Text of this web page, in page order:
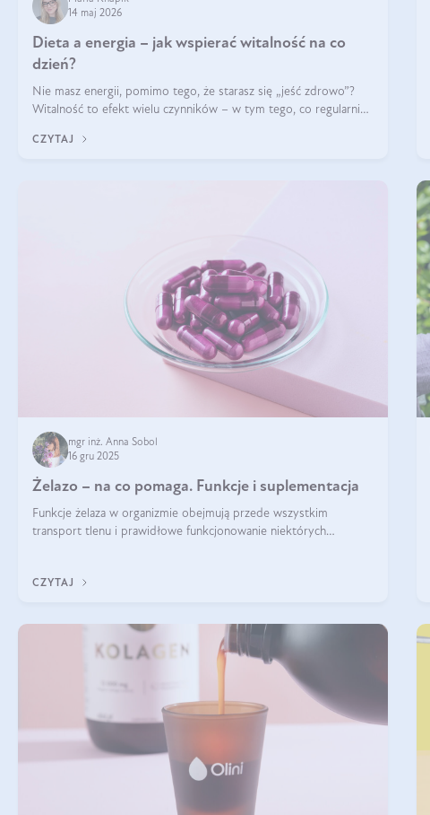
14 maj 2026
Dieta a energia – jak wspierać witalność na co
dzień?
Nie masz energii, pomimo tego, że starasz się „jeść zdrowo”?
Witalność to efekt wielu czynników – w tym tego, co regularnie
się w zależności od osoby
CZYTAJ
mgr inż. Anna Sobol
16 gru 2025
Żelazo – na co pomaga. Funkcje i suplementacja
Funkcje żelaza w organizmie obejmują przede wszystkim
transport tlenu i prawidłowe funkcjonowanie niektórych
etapie życia.
CZYTAJ